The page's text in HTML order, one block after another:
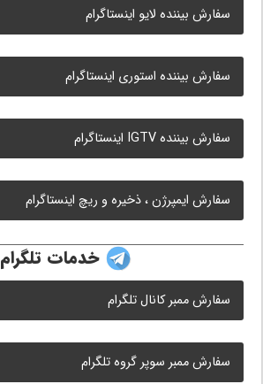
سفارش بیننده لایو اینستاگرام
سفارش بیننده استوری اینستاگرام
سفارش بیننده IGTV اینستاگرام
سفارش ایمپرژن ، ذخیره و ریچ اینستاگرام
خدمات تلگرام
سفارش ممبر کانال تلگرام
سفارش ممبر سوپر گروه تلگرام